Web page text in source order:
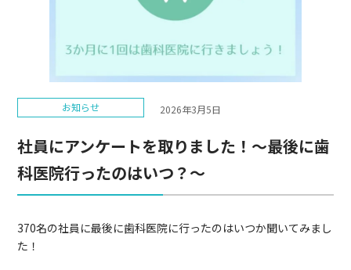
お知らせ 2026年3月5日
社員にアンケートを取りました！～最後に歯
科医院行ったのはいつ？～
370名の社員に最後に歯科医院に行ったのはいつか聞いてみまし
た！